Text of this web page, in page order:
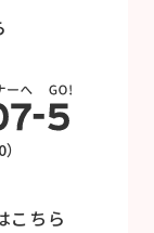
こちら